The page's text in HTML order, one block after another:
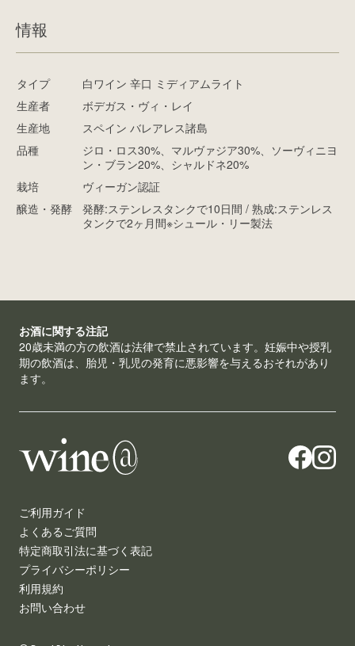
情報
タイプ
白ワイン 辛口 ミディアムライト
生産者
ボデガス・ヴィ・レイ
生産地
スペイン バレアレス諸島
品種
ジロ・ロス30%、マルヴァジア30%、ソーヴィニヨ
ン・ブラン20%、シャルドネ20%
栽培
ヴィーガン認証
醸造・発酵
発酵:ステンレスタンクで10日間 / 熟成:ステンレス
タンクで2ヶ月間※シュール・リー製法
お酒に関する注記
20歳未満の方の飲酒は法律で禁止されています。妊娠中や授乳
期の飲酒は、胎児・乳児の発育に悪影響を与えるおそれがあり
ます。
ご利用ガイド
よくあるご質問
特定商取引法に基づく表記
プライバシーポリシー
利用規約
お問い合わせ